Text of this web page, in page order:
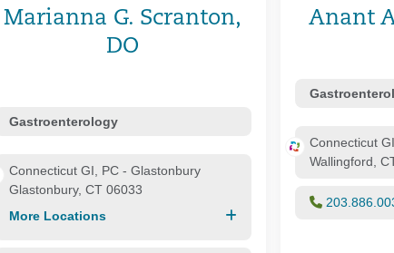
Marianna G. Scranton,
DO
Gastroenterology
Connecticut GI, PC - Glastonbury
Glastonbury, CT 06033
More Locations
Anant
Connecticut
Wallingford,